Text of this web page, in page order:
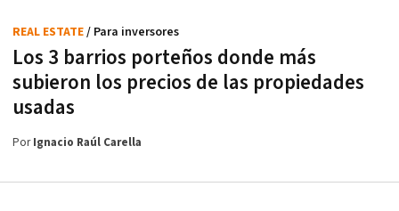
Los 3 barrios porteños donde más
subieron los precios de las propiedades
usadas
REAL ESTATE/ Para inversores
PorIgnacio Raúl Carella